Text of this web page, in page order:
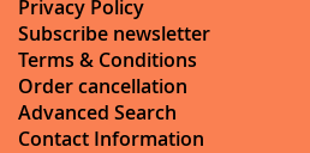
Privacy Policy
Subscribe newsletter
Terms & Conditions
Order cancellation
Advanced Search
Contact Information